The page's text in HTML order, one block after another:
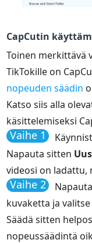
CapCutin
Toinen merkittävä
TikTokille on
nopeuden säädin
Katso siis alla
käsittelemiseksi
Vaihe 1
Napauta sitten
videosi on ladattu,
Vaihe 2
kuvaketta ja valitse
Säädä sitten
nopeussäädintä